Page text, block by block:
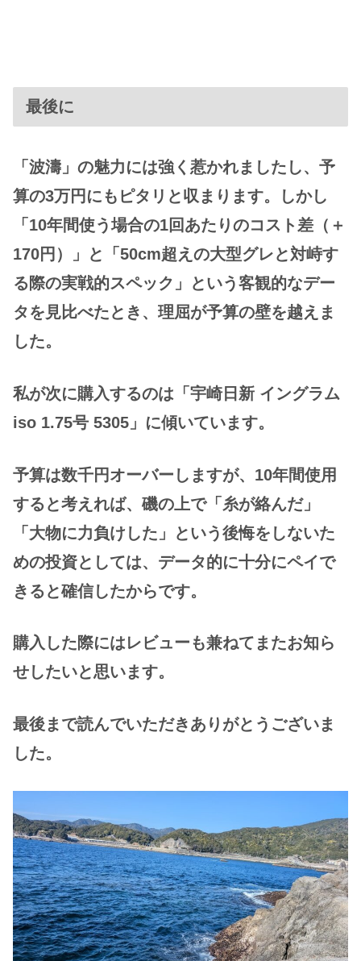
最後に
「波濤」の魅力には強く惹かれましたし、予
算の3万円にもピタリと収まります。しかし
「10年間使う場合の1回あたりのコスト差（＋
170円）」と「50cm超えの大型グレと対峙す
る際の実戦的スペック」という客観的なデー
タを見比べたとき、理屈が予算の壁を越えま
した。
私が次に購入するのは「宇崎日新 イングラム
iso 1.75号 5305」に傾いています。
予算は数千円オーバーしますが、10年間使用
すると考えれば、磯の上で「糸が絡んだ」
「大物に力負けした」という後悔をしないた
めの投資としては、データ的に十分にペイで
きると確信したからです。
購入した際にはレビューも兼ねてまたお知ら
せしたいと思います。
最後まで読んでいただきありがとうございま
した。